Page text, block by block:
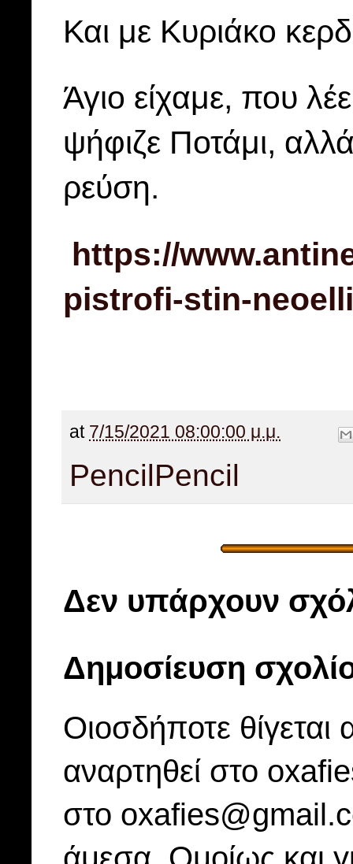
Και με Κυριάκο
Άγιο είχαμε, που
ψήφιζε Ποτάμι,
ρεύση.
https://
pistrofi-stin-
at 7/15/2021 08:00:00 μ.μ.
PencilPencil
Δεν υπάρχουν
Δημοσίευση
Οιοσδήποτε
αναρτηθεί στο
στο